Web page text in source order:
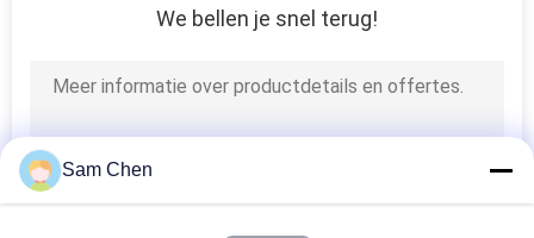
We bellen je snel terug!
Sam Chen